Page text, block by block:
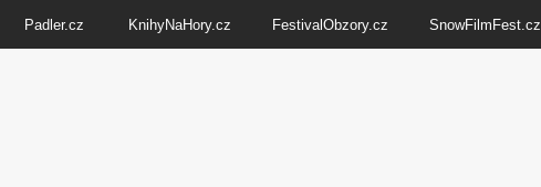
Padler.cz KnihyNaHory.cz FestivalObzory.cz SnowFilmFest.cz